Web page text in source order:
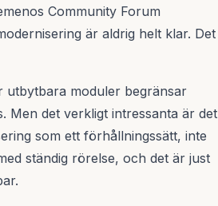
Community Forum
är aldrig helt klar. Det
utbytbara moduler begränsar
Men det verkligt intressanta är det
som ett förhållningssätt, inte
ständig rörelse, och det är just